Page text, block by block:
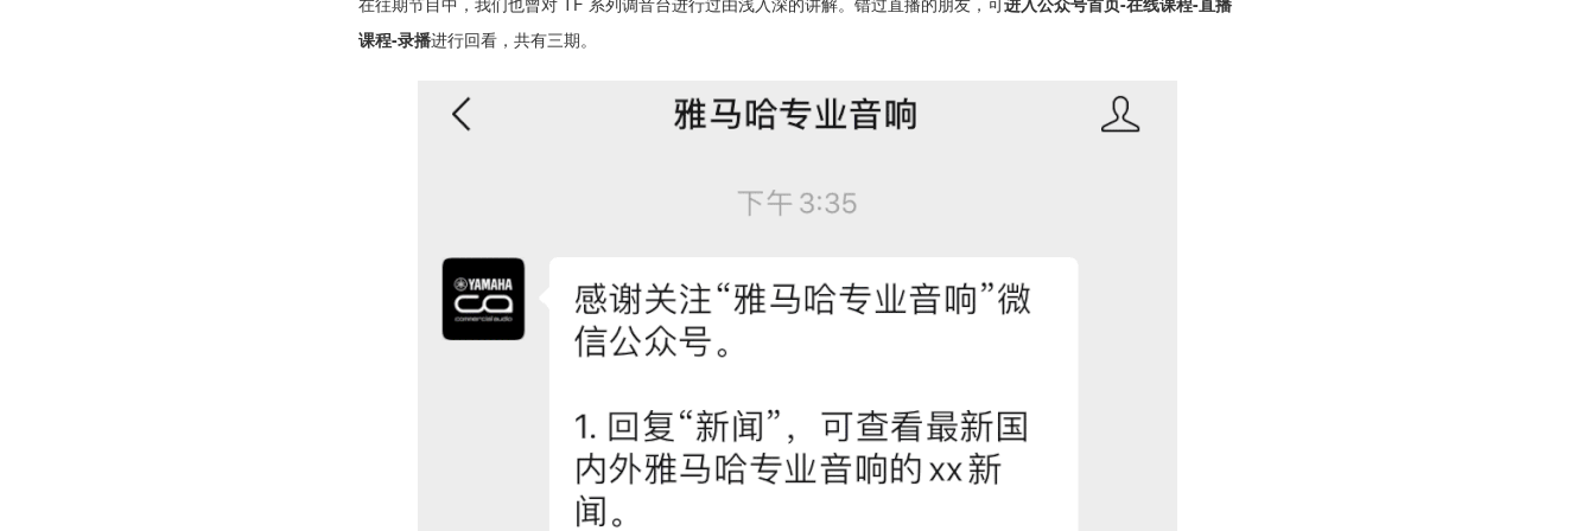
课程-录播进行回看，共有三期。